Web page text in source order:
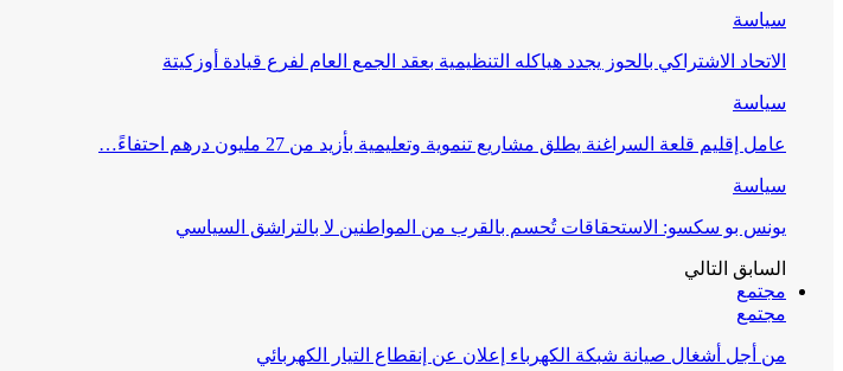
سياسة
الاتحاد الاشتراكي بالحوز يجدد هياكله التنظيمية بعقد الجمع العام لفرع قيادة أوزكيتة
سياسة
عامل إقليم قلعة السراغنة يطلق مشاريع تنموية وتعليمية بأزيد من 27 مليون درهم احتفاءً…
سياسة
يونس بو سكسو: الاستحقاقات تُحسم بالقرب من المواطنين لا بالتراشق السياسي
السابق التالي
مجتمع
مجتمع
من أجل أشغال صيانة شبكة الكهرباء إعلان عن إنقطاع التيار الكهربائي